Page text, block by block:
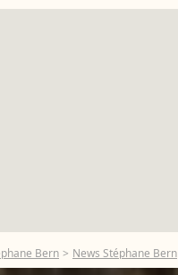
Bern News Stéphane Bern